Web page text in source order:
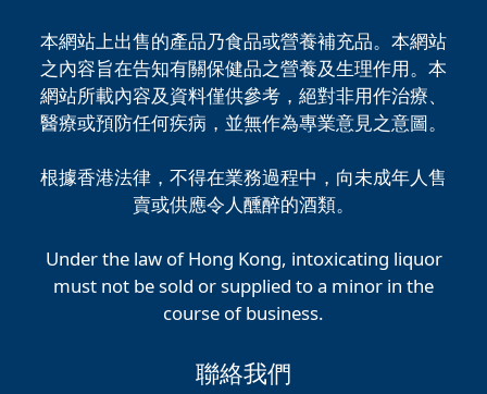
本網站上出售的產品乃食品或營養補充品。本網站
之內容旨在告知有關保健品之營養及生理作用。本
網站所載內容及資料僅供參考，絕對非用作治療、
醫療或預防任何疾病，並無作為專業意見之意圖。
根據香港法律，不得在業務過程中，向未成年人售
賣或供應令人醺醉的酒類。
Under the law of Hong Kong, intoxicating liquor
must not be sold or supplied to a minor in the
course of business.
聯絡我們